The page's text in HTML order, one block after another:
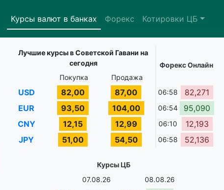
Курсы валют в банках Форекс Котировки ЦБ
Лучшие курсы в Советской Гавани на
сегодня
Форекс Онлайн
Покупка
Продажа
USD 82,00 87,00 06:58
82,271
EUR
93,50 104,00 06:54
95,090
CNY
12,15 12,99 06:10
12,193
JPY
51,00 54,50 06:58 52,136
Курсы ЦБ
07.08.26
08.08.26